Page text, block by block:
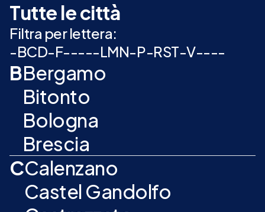
Tutte le città
Filtra per lettera:
-BCD-F-----LMN-P-RST-V----
BBergamo
Bitonto
Bologna
Brescia
CCalenzano
Castel Gandolfo